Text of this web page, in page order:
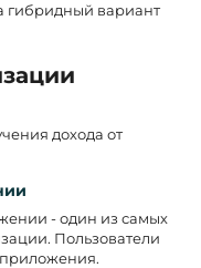
гибридный вариант
дохода от
- один из самых
Пользователи